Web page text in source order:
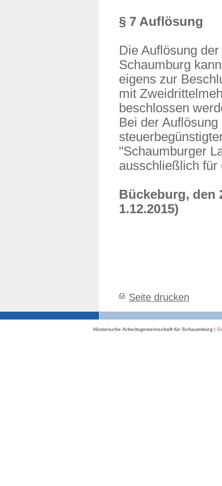
§ 7 Auflösung
Die Auflösung
Schaumburg
eigens zur
mit
beschlossen
Bei der
"Schaumburger
ausschließlich für
Bückeburg, den
1.12.2015)
Seite drucken
Historische Arbeitsgemeinschaft für Schaumburg |